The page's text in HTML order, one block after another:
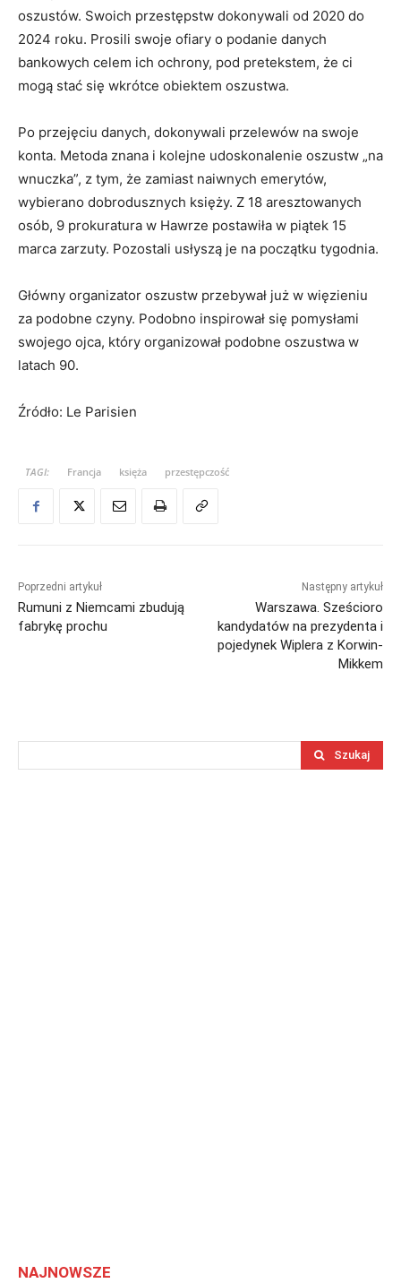
oszustów. Swoich przestępstw dokonywali od 2020 do
2024 roku. Prosili swoje ofiary o podanie danych
bankowych celem ich ochrony, pod pretekstem, że ci
mogą stać się wkrótce obiektem oszustwa.
Po przejęciu danych, dokonywali przelewów na swoje
konta. Metoda znana i kolejne udoskonalenie oszustw „na
wnuczka”, z tym, że zamiast naiwnych emerytów,
wybierano dobrodusznych księży. Z 18 aresztowanych
osób, 9 prokuratura w Hawrze postawiła w piątek 15
marca zarzuty. Pozostali usłyszą je na początku tygodnia.
Główny organizator oszustw przebywał już w więzieniu
za podobne czyny. Podobno inspirował się pomysłami
swojego ojca, który organizował podobne oszustwa w
latach 90.
Źródło: Le Parisien
TAGI: Francja księża przestępczość
Poprzedni artykuł
Rumuni z Niemcami zbudują
fabrykę prochu
Następny artykuł
Warszawa. Sześcioro
kandydatów na prezydenta i
pojedynek Wiplera z Korwin-
Mikkem
Szukaj
NAJNOWSZE